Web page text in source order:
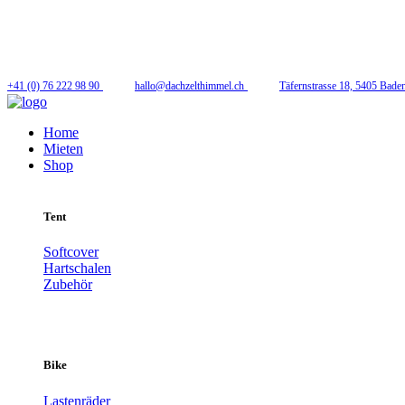
+41 (0) 76 222 98 90 hallo@dachzelthimmel.ch Täfernstrasse 18, 5405
Home
Mieten
Shop
Tent
Softcover
Hartschalen
Zubehör
Bike
Lastenräder